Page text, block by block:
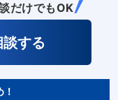
だけでもOK
する